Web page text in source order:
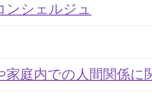
ンシェルジュ
家庭内での人間関係に